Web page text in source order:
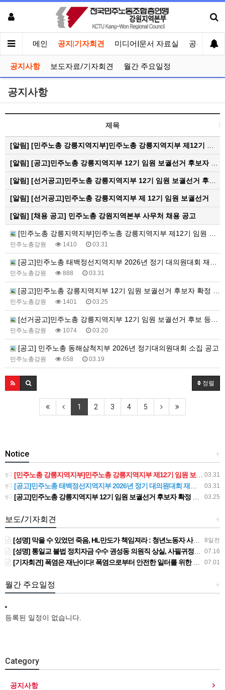
메인 공지|기자회견 미디어|문서 자료실 공유게시
공지사항 보도자료/기자회견 월간 주요일정
공지사항
제목
[알림] [민주노총 강릉지역지부]민주노총 강릉지역지부 제12기 임원 보궐선거결과 공고
[알림] [공고]민주노총 강릉지역지부 12기 임원 보궐선거 후보자 확정 공고
[알림] [선거공고]민주노총 강릉지역지부 12기 임원 보궐선거 후보 등록 기간 연장 공고
[알림] [선거공고]민주노총 강릉지역지부 제 12기 임원 보궐선거
[알림] [채용 공고] 민주노총 강원지역본부 사무처 채용 공고
[민주노총 강릉지역지부]민주노총 강릉지역지부 제12기 임원 보궐선거결과 공고
민주노총강원 1410 03.31
[공고]민주노총 태백정선지역지부 2026년 정기 대의원대회 재소집 건
민주노총강원 888 03.31
[공고]민주노총 강릉지역지부 12기 임원 보궐선거 후보자 확정 공고
민주노총강원 1401 03.25
[선거공고]민주노총 강릉지역지부 12기 임원 보궐선거 후보 등록 기간 연장 공고
민주노총강원 1074 03.20
[공고] 민주노총 동해삼척지부 2026년 정기대의원대회 소집 공고
민주노총강원 658 03.19
정렬
1 2 3 4 5
+
Notice
03.31
[민주노총 강릉지역지부]민주노총 강릉지역지부 제12기 임원 보궐선거결과 공고
03.31
[공고]민주노총 태백정선지역지부 2026년 정기 대의원대회 재소집 건
03.25
[공고]민주노총 강릉지역지부 12기 임원 보궐선거 후보자 확정 공고
+
보도/기자회견
8일전
[성명] 막을 수 있었던 죽음, HL만도가 책임져라 : 청년노동자 사망사고의 철저한 진상규명과 재발방지 대책 마련하라
07.16
[성명] 통일교 불법 정치자금 수수 권성동 의원직 상실, 사필귀정이다
07.01
[기자회견] 폭염은 재난이다! 폭염으로부터 안전한 일터를 위한 민주노총 강원지역본부 폭염감시단 선포 기자회견
+
월간 주요일정
등록된 일정이 없습니다.
Category
공지사항